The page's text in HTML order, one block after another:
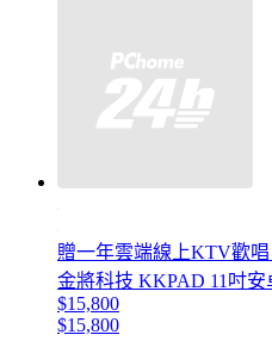
贈一年雲端線上KTV歡
金將科技 KKPAD 11吋
$15,800
$15,800